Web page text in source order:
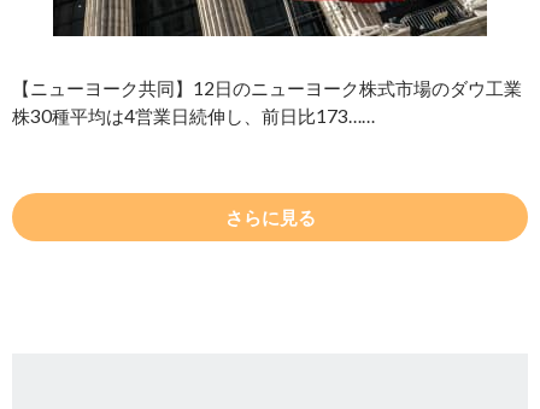
【ニューヨーク共同】12日のニューヨーク株式市場のダウ工業
株30種平均は4営業日続伸し、前日比173……
さらに見る